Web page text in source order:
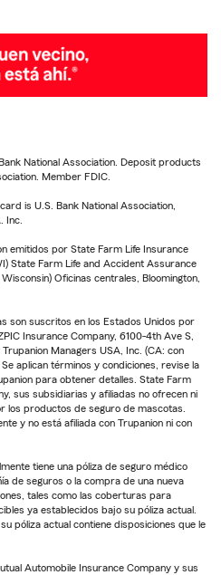
National Association. Deposit products
Member FDIC.
is U.S. Bank National Association,
Inc.
emitidos por State Farm Life Insurance
State Farm Life and Accident Assurance
Oficinas centrales, Bloomington,
son suscritos en los Estados Unidos por
Insurance Company, 6100-4th Ave S,
Managers USA, Inc. (CA: con
aplican términos y condiciones, revise la
para obtener detalles. State Farm
sus subsidiarias y afiliadas no ofrecen ni
los productos de seguro de mascotas.
y no está afiliada con Trupanion ni con
tiene una póliza de seguro médico
de seguros o la compra de una nueva
tales como las coberturas para
ya establecidos bajo su póliza actual.
póliza actual contiene disposiciones que le
Automobile Insurance Company y sus